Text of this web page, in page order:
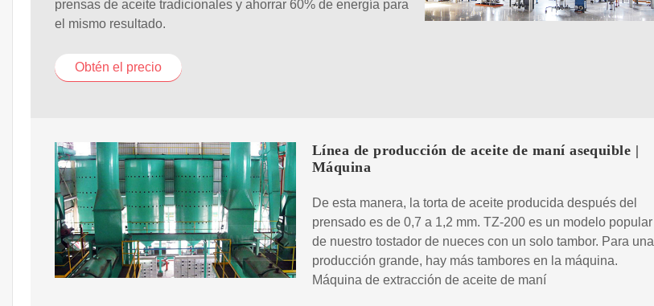
prensas de aceite tradicionales y ahorrar 60% de energía para
el mismo resultado.
Obtén el precio
Línea de producción de aceite de maní asequible |
Máquina
De esta manera, la torta de aceite producida después del
prensado es de 0,7 a 1,2 mm. TZ-200 es un modelo popular
de nuestro tostador de nueces con un solo tambor. Para una
producción grande, hay más tambores en la máquina.
Máquina de extracción de aceite de maní